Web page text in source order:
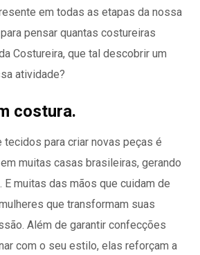
em todas as etapas da nossa
pensar quantas costureiras
Costureira, que tal descobrir um
atividade?
costura.
tecidos para criar novas peças é
muitas casas brasileiras, gerando
muitas das mãos que cuidam de
que transformam suas
Além de garantir confecções
com o seu estilo, elas reforçam a